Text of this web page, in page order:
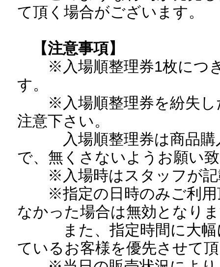
て頂く場合がございます。
【注意事項】
※入場順整理券1枚につき
す。
※入場順整理券を紛失し
注意下さい。
入場順整理券は商品購入
で、無くさないようお願い
※入場時はスタッフが記
※指定の日時のみご利用
なかった場合は無効となり
また、指定時間に大幅に
ているお客様を優先させて